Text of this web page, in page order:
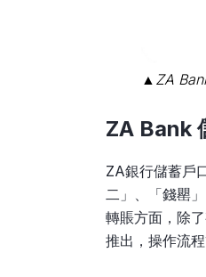
▲ZA
ZA Bank
ZA銀行儲蓄戶
二」、「錢罌
轉賬方面，除
推出，操作流